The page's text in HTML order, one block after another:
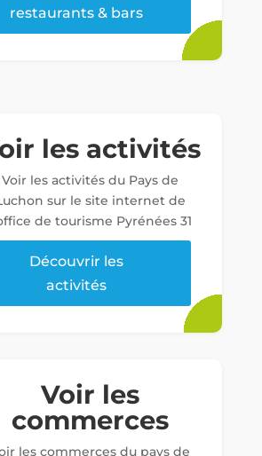
restaurants & bars
les activités
Voir les activités du Pays de
sur le site internet de
de tourisme Pyrénées 31
Découvrir les
activités
Voir les
commerces
les commerces du pays de